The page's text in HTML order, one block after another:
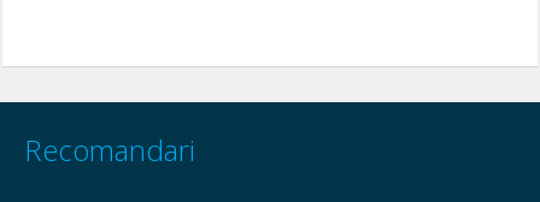
Recomandari